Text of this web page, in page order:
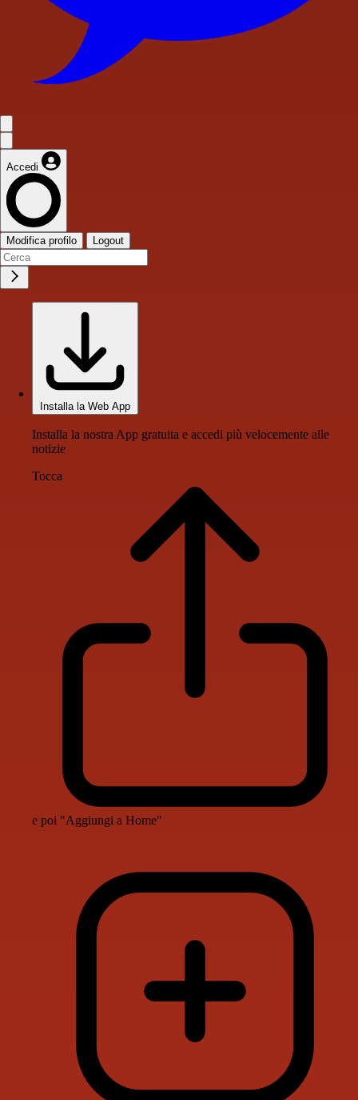
Accedi
Modifica profilo Logout
Installa la Web App
Installa la nostra App gratuita e accedi più velocemente alle
notizie
Tocca
e poi "Aggiungi a Home"